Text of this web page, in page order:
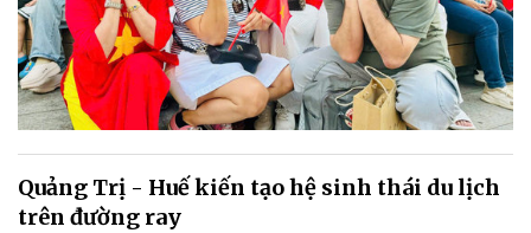
Quảng Trị - Huế kiến tạo hệ sinh thái du lịch
trên đường ray